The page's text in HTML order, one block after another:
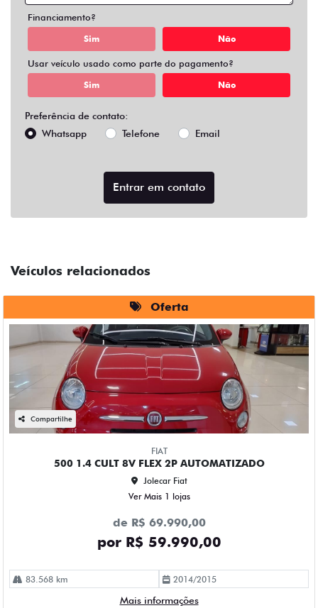
Financiamento?
Sim Não
Usar veículo usado como parte do pagamento?
Sim Não
Preferência de contato:
Whatsapp
Telefone Email
Entrar em contato
Veículos relacionados
Oferta
Compartilhe
FIAT
500 1.4 CULT 8V FLEX 2P AUTOMATIZADO
Jolecar Fiat
Ver Mais 1 lojas
de R$ 69.990,00
por R$ 59.990,00
83.568 km 2014/2015
Mais informações